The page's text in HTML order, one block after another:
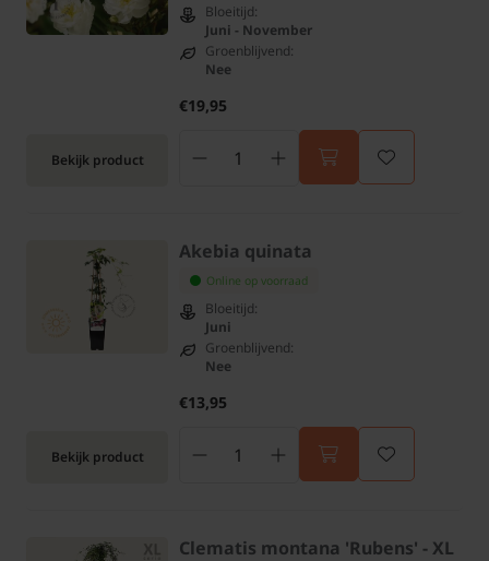
Bekijk product
Bloeitijd:
Juni - November
Groenblijvend:
Nee
€19,95
Bekijk product
Akebia quinata
Online op voorraad
Bloeitijd:
Juni
Groenblijvend:
Nee
€13,95
Clematis montana 'Rubens' - XL